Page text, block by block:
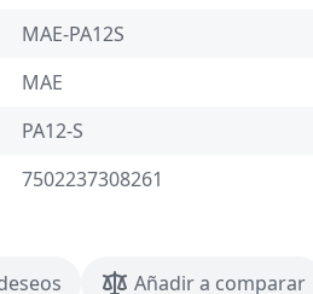
MAE-PA12S
MAE
PA12-S
7502237308261
Añadir a comparar